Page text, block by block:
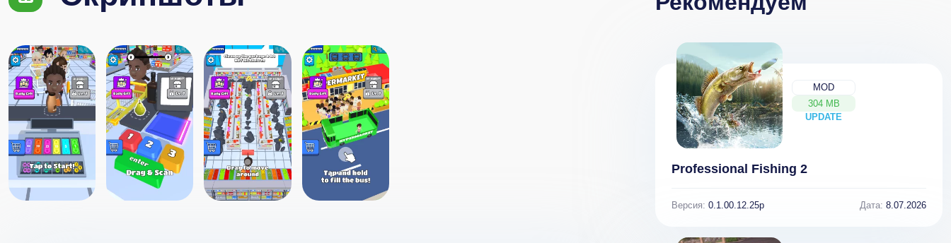
MOD
304 MB
UPDATE
NEW
Professional Fishing 2
Версия: 0.1.00.12.25p Дата: 8.07.2026